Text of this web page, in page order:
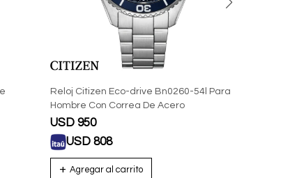
Reloj Citizen Eco-drive Bn0260-54l Para
Hombre Con Correa De Acero
USD 950
USD 808